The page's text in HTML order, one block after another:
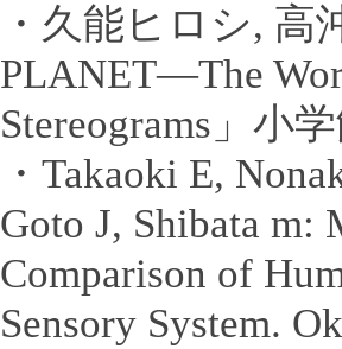
・久能ヒロシ, 高
PLANET―The
Stereograms」小
・Takaoki E,
Goto J, Shibata m:
Comparison of
Sensory System.